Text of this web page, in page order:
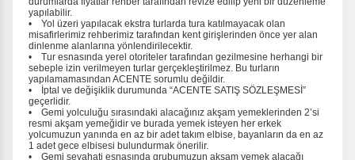
Tercihleri Kaydet
yapılabilir.
• Yol üzeri yapılacak ekstra turlarda tura katılmayacak olan
misafirlerimiz rehberimiz tarafından kent girişlerinden önce yer alan
dinlenme alanlarına yönlendirilecektir.
• Tur esnasında yerel otoriteler tarafından gezilmesine herhangi bir
sebeple izin verilmeyen turlar gerçekleştirilmez. Bu turların
yapılamamasından ACENTE sorumlu değildir.
• İptal ve değişiklik durumunda “ACENTE SATIŞ SÖZLEŞMESİ”
geçerlidir.
• Gemi yolculuğu sırasındaki alacağınız akşam yemeklerinden 2’si
resmi akşam yemeğidir ve burada yemek isteyen her erkek
yolcumuzun yanında en az bir adet takım elbise, bayanların da en az
1 adet gece elbisesi bulundurmak önerilir.
• Gemi seyahati esnasında grubumuzun akşam yemek alacağı